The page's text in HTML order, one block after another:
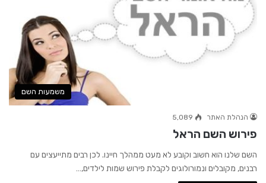
משמעות השם
הנהלת האתר 5,089
פירוש השם הראל
השם שלנו הוא חשוב וקובע לא מעט ממהלך חיינו. לכן רבים מתייעצים עם
רבנים, מקובלים ונמורולוגים לקבלת פירוש שמות לילדים,…